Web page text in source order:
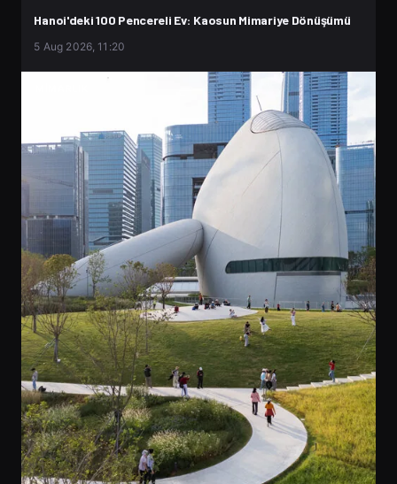
Hanoi'deki 100 Pencereli Ev: Kaosun Mimariye Dönüşümü
5 Aug 2026, 11:20